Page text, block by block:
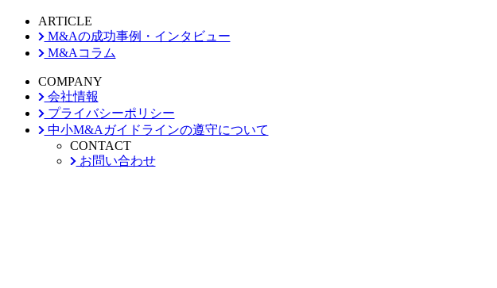
ARTICLE
M&Aの成功事例・インタビュー
M&Aコラム
COMPANY
会社情報
プライバシーポリシー
中小M&Aガイドラインの遵守について
CONTACT
お問い合わせ